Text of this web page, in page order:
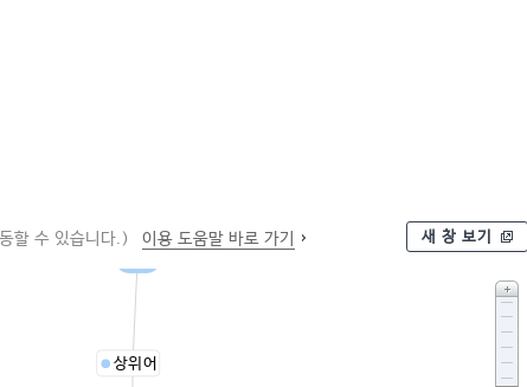
할 수 있습니다.) 이용 도움말 바로 가기 새 창 보기
상위어